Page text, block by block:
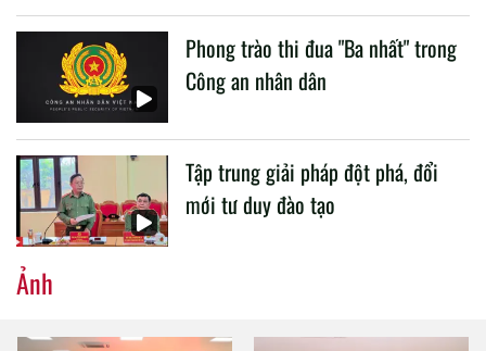
Phong trào thi đua "Ba nhất" trong
Công an nhân dân
Tập trung giải pháp đột phá, đổi
mới tư duy đào tạo
Ảnh